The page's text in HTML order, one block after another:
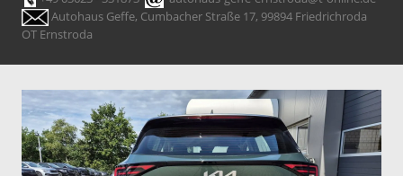
Autohaus Geffe, Cumbacher Straße 17, 99894 Friedrichroda
OT Ernstroda